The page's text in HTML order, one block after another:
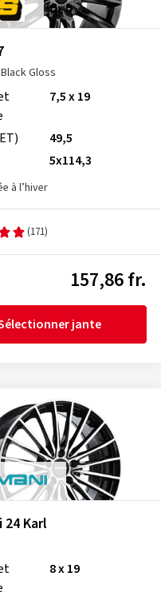
Gloss
7,5 x 19
49,5
5x114,3
à l’hiver
(171)
157,86 fr.
jante
24 Karl
8 x 19